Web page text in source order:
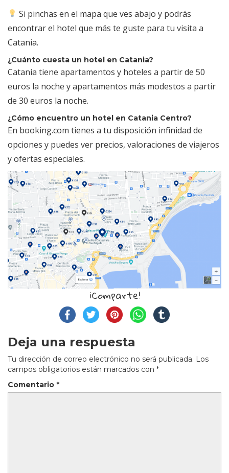
Si pinchas en el mapa que ves abajo y podrás
encontrar el hotel que más te guste para tu visita a
Catania.
¿Cuánto cuesta un hotel en Catania?
Catania tiene apartamentos y hoteles a partir de 50
euros la noche y apartamentos más modestos a partir
de 30 euros la noche.
¿Cómo encuentro un hotel en Catania Centro?
En booking.com tienes a tu disposición infinidad de
opciones y puedes ver precios, valoraciones de viajeros
y ofertas especiales.
¡Comparte!
Deja una respuesta
Tu dirección de correo electrónico no será publicada. Los
campos obligatorios están marcados con *
Comentario *